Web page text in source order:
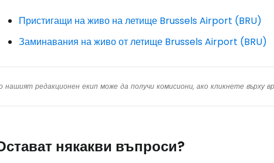
Пристигащи на живо на летище Brussels Airport (BRU)
Заминавания на живо от летище Brussels Airport (BRU)
редакционен екип може да получи комисиони, ако кликнете върху
някакви въпроси?